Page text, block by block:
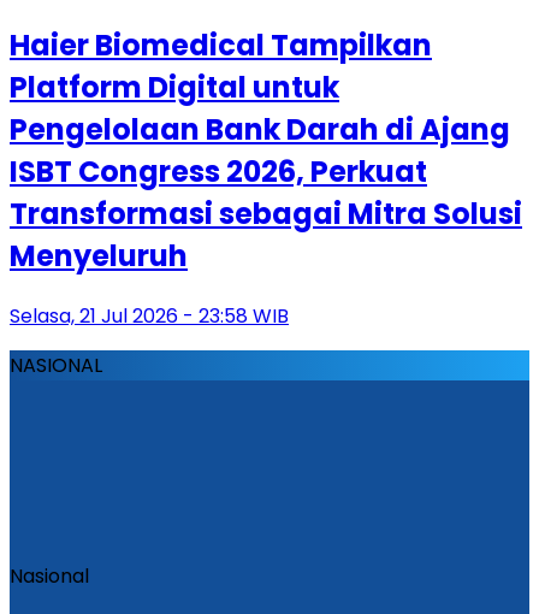
Haier Biomedical Tampilkan
Platform Digital untuk
Pengelolaan Bank Darah di Ajang
ISBT Congress 2026, Perkuat
Transformasi sebagai Mitra Solusi
Menyeluruh
Selasa, 21 Jul 2026 - 23:58 WIB
NASIONAL
Nasional